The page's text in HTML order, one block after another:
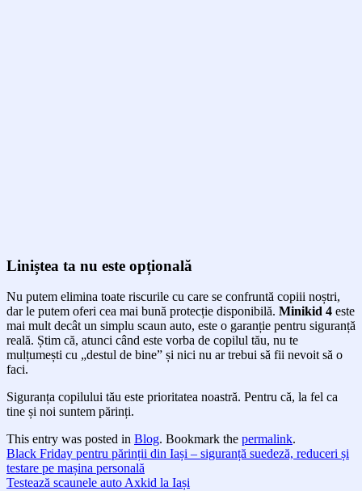
Liniștea ta nu este opțională
Nu putem elimina toate riscurile cu care se confruntă copiii noștri,
dar le putem oferi cea mai bună protecție disponibilă. Minikid 4 este
mai mult decât un simplu scaun auto, este o garanție pentru siguranță
reală. Știm că, atunci când este vorba de copilul tău, nu te
mulțumești cu „destul de bine” și nici nu ar trebui să fii nevoit să o
faci.
Siguranța copilului tău este prioritatea noastră. Pentru că, la fel ca
tine și noi suntem părinți.
This entry was posted in Blog. Bookmark the permalink.
Black Friday pentru părinții din Iași – siguranță suedeză, reduceri și
testare pe mașina personală
Testează scaunele auto Axkid la Iași